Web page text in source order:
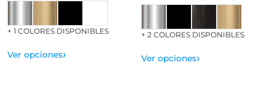
+ 1 COLORES DISPONIBLES
Ver opciones›
+ 2 COLORES DISPONIBLES
Ver opciones›